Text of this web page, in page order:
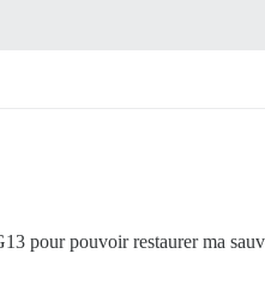
pour pouvoir restaurer ma